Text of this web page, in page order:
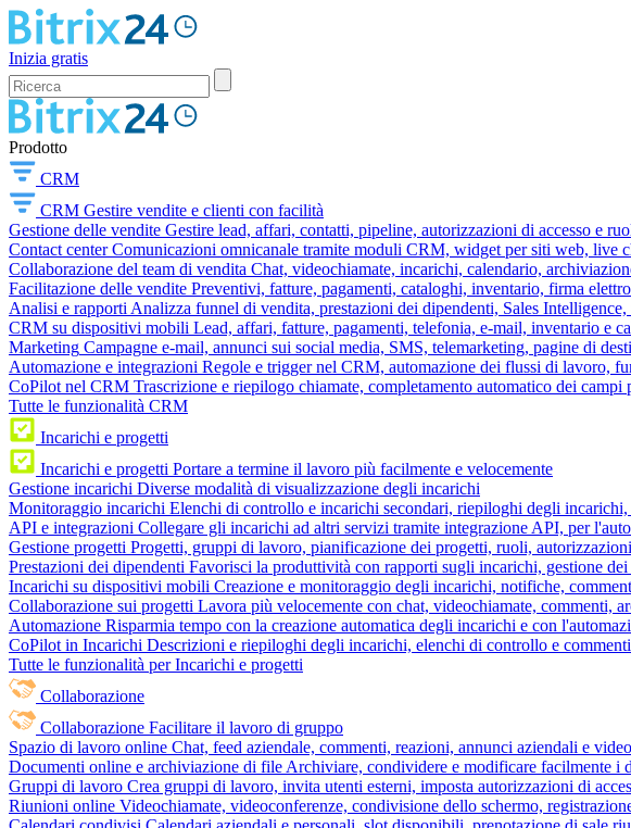
Inizia gratis
Prodotto
CRM
CRM Gestire vendite e clienti con facilità
Gestione delle vendite Gestire lead, affari, contatti, pipeline, autorizzazioni di accesso e
Contact center Comunicazioni omnicanale tramite moduli CRM, widget per siti web, live
Collaborazione del team di vendita Chat, videochiamate, incarichi, calendario,
Facilitazione delle vendite Preventivi, fatture, pagamenti, cataloghi, inventario, firma
Analisi e rapporti Analizza funnel di vendita, prestazioni dei dipendenti, Sales
CRM su dispositivi mobili Lead, affari, fatture, pagamenti, telefonia, e-mail, inventario e
Marketing Campagne e-mail, annunci sui social media, SMS, telemarketing, pagine di
Automazione e integrazioni Regole e trigger nel CRM, automazione dei flussi di lavoro,
CoPilot nel CRM Trascrizione e riepilogo chiamate, completamento automatico dei campi
Tutte le funzionalità CRM
Incarichi e progetti
Incarichi e progetti Portare a termine il lavoro più facilmente e velocemente
Gestione incarichi Diverse modalità di visualizzazione degli incarichi
Monitoraggio incarichi Elenchi di controllo e incarichi secondari, riepiloghi degli
API e integrazioni Collegare gli incarichi ad altri servizi tramite integrazione API, per
Gestione progetti Progetti, gruppi di lavoro, pianificazione dei progetti, ruoli,
Prestazioni dei dipendenti Favorisci la produttività con rapporti sugli incarichi, gestione
Incarichi su dispositivi mobili Creazione e monitoraggio degli incarichi, notifiche,
Collaborazione sui progetti Lavora più velocemente con chat, videochiamate, commenti,
Automazione Risparmia tempo con la creazione automatica degli incarichi e con
CoPilot in Incarichi Descrizioni e riepiloghi degli incarichi, elenchi di controllo e
Tutte le funzionalità per Incarichi e progetti
Collaborazione
Collaborazione Facilitare il lavoro di gruppo
Spazio di lavoro online Chat, feed aziendale, commenti, reazioni, annunci aziendali e video
Documenti online e archiviazione di file Archiviare, condividere e modificare facilmente i
Gruppi di lavoro Crea gruppi di lavoro, invita utenti esterni, imposta autorizzazioni di
Riunioni online Videochiamate, videoconferenze, condivisione dello schermo,